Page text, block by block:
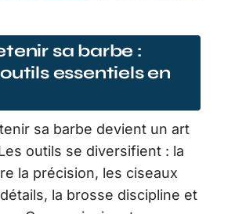
sa barbe :
essentiels en
sa barbe devient un art
outils se diversifient : la
la précision, les ciseaux
la brosse discipline et